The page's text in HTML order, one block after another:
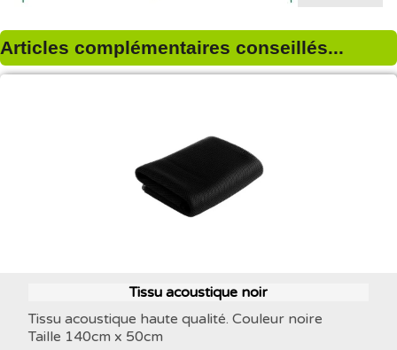
Articles complémentaires conseillés...
Tissu acoustique noir
Tissu acoustique haute qualité. Couleur noire
Taille 140cm x 50cm